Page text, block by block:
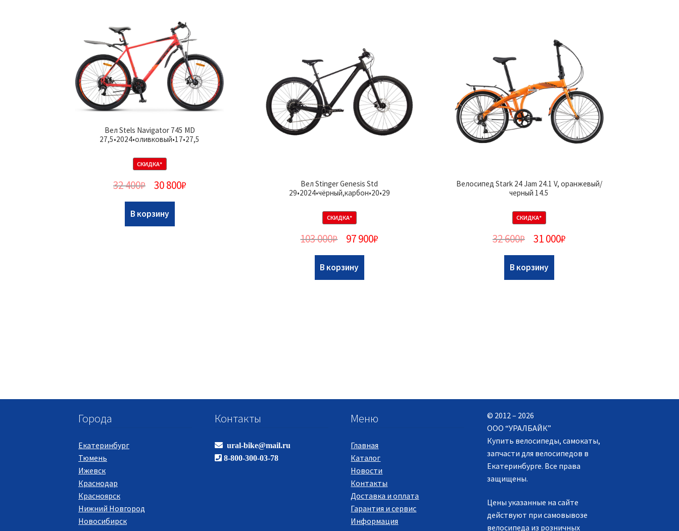
Вел Stels Navigator 745 MD
27,5•2024•оливковый•17•27,5
СКИДКА*
32 400₽ 30 800₽
В корзину
Вел Stinger Genesis Std
29•2024•чёрный,карбон•20•29
СКИДКА*
103 000₽ 97 900₽
В корзину
Велосипед Stark 24 Jam 24.1 V, оранжевый/
черный 14.5
СКИДКА*
32 600₽ 31 000₽
В корзину
Города
Екатеринбург
Тюмень
Ижевск
Краснодар
Красноярск
Нижний Новгород
Новосибирск
Контакты
ural-bike@mail.ru
8-800-300-03-78
Меню
Главная
Каталог
Новости
Контакты
Доставка и оплата
Гарантия и сервис
Информация
© 2012 – 2026
ООО “УРАЛБАЙК”
Купить велосипеды, самокаты,
запчасти для велосипедов в
Екатеринбурге. Все права
защищены.
Цены указанные на сайте
действуют при самовывозе
велосипеда из розничных